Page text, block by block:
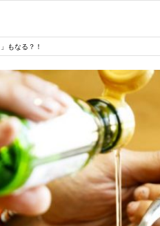
もなる？！